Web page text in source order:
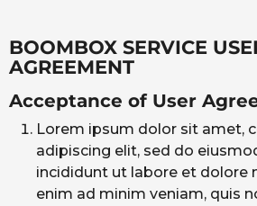
BOOMBOX SERVICE
AGREEMENT
Acceptance of User
Lorem ipsum dolor sit amet,
adipiscing elit, sed do
incididunt ut labore et dolore
enim ad minim veniam, quis